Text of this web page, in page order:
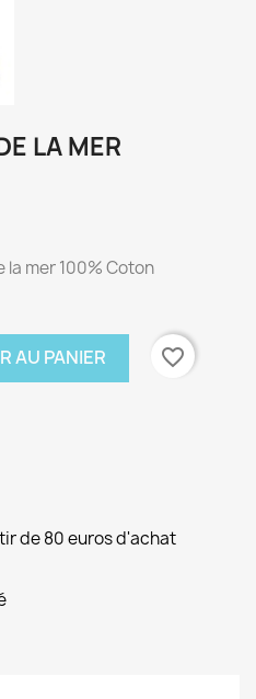
LA MER
la mer 100% Coton
AU PANIER favorite_border
de 80 euros d'achat